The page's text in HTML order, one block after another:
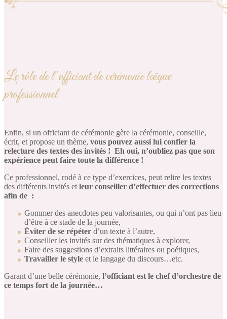
Le rôle de l’officiant de cérémonie laïque
professionnel
Enfin, si un officiant de cérémonie gère la cérémonie, conseille,
écrit, et propose un thème, vous pouvez aussi lui confier la
relecture des textes des invités ! Eh oui, n’oubliez pas que son
expérience peut faire toute la différence !
Ce professionnel, rodé à ce type d’exercices, peut relire les textes
des différents invités et leur conseiller d’effectuer des corrections
afin de :
Gommer des anecdotes peu valorisantes, ou qui n’ont pas lieu
d’être à ce stade de la journée,
Éviter de se répéter d’un texte à l’autre,
Conseiller les invités sur des thématiques à explorer,
Faire des suggestions d’extraits littéraires ou poétiques,
Travailler le style et le langage du discours…etc.
Garant d’une belle cérémonie, l’officiant est le chef d’orchestre de
ce temps fort de la journée…